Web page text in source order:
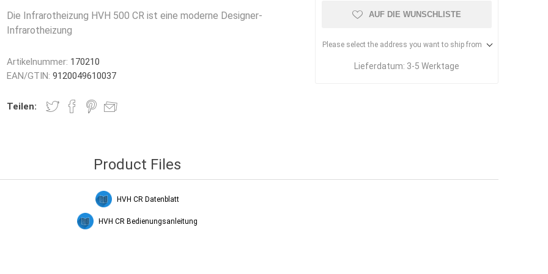
Die Infrarotheizung HVH 500 CR ist eine moderne Designer-
Infrarotheizung
Artikelnummer: 170210
EAN/GTIN: 9120049610037
Teilen:
AUF DIE WUNSCHLISTE
Please select the address you want to ship from
Lieferdatum: 3-5 Werktage
Product Files
HVH CR Datenblatt
HVH CR Bedienungsanleitung